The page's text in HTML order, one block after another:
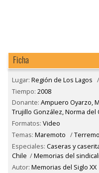
Ficha
Lugar: Región de Los Lagos
Tiempo: 2008
Donante: Ampuero Oyarzo,
Trujillo González, Norma del
Formatos: Video
Temas: Maremoto /
Especiales: Caseras y
Chile /Memorias del
Autor: Memorias del Siglo XX